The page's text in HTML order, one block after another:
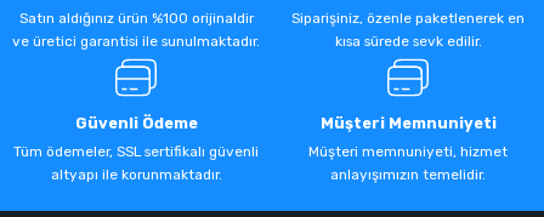
Satın aldığınız ürün %100 orijinaldir
ve üretici garantisi ile sunulmaktadır.
Siparişiniz, özenle paketlenerek en
kısa sürede sevk edilir.
Güvenli Ödeme
Tüm ödemeler, SSL sertifikalı güvenli
altyapı ile korunmaktadır.
Müşteri Memnuniyeti
Müşteri memnuniyeti, hizmet
anlayışımızın temelidir.